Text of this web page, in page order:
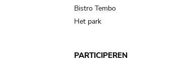
Bistro Tembo
Het park
PARTICIPEREN